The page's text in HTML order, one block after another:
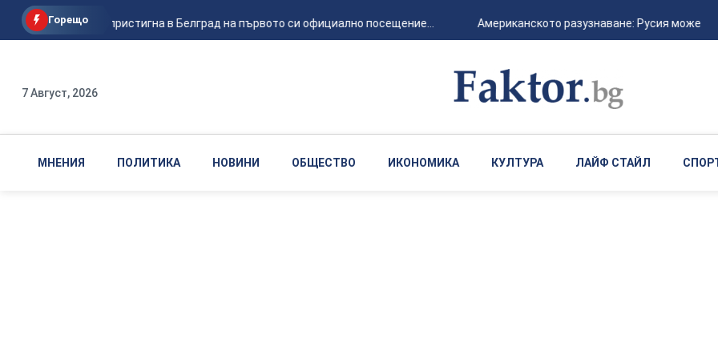
Горещо
Зеленски пристигна в Белград на първото си официално посещение... Американското разузнаване: Русия може
7 Август, 2026
МНЕНИЯ ПОЛИТИКА НОВИНИ ОБЩЕСТВО ИКОНОМИКА КУЛТУРА ЛАЙФ СТАЙЛ